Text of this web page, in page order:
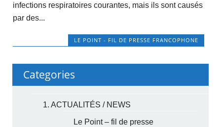
infections respiratoires courantes, mais ils sont causés
par des...
LE POINT - FIL DE PRESSE FRANCOPHONE
Categories
1. ACTUALITÉS / NEWS
Le Point – fil de presse